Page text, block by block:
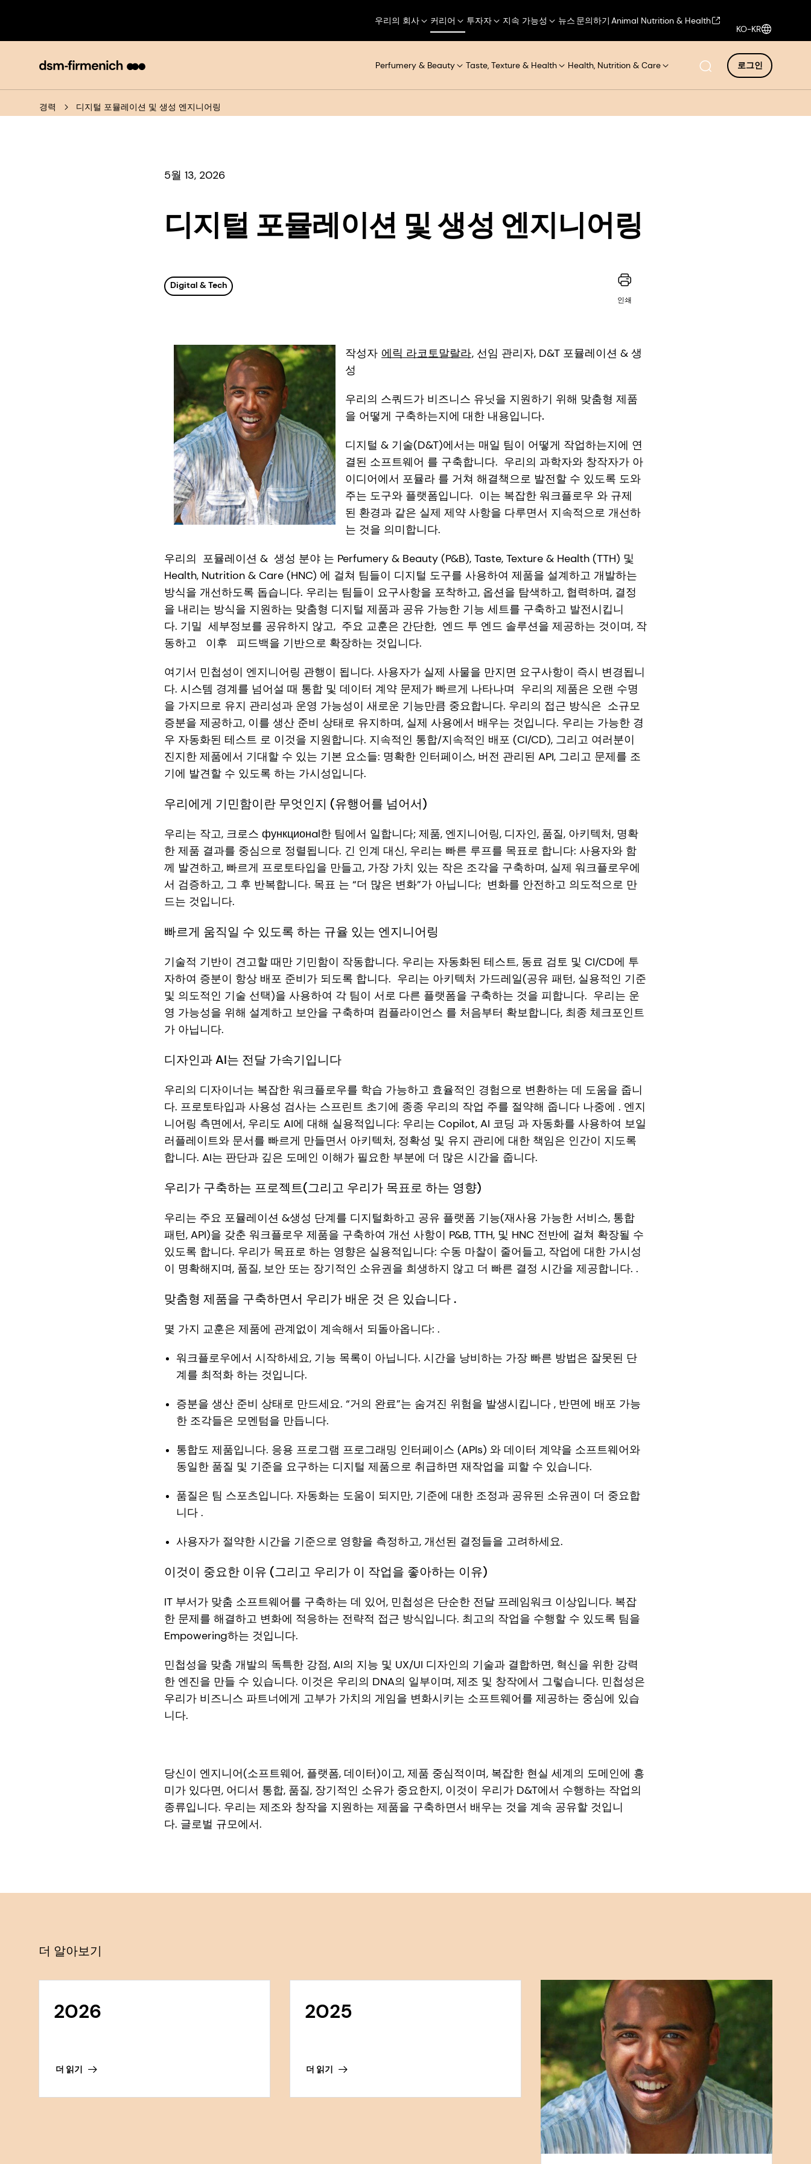
우리의 회사 커리어 투자자 지속 가능성 뉴스 문의하기 Animal Nutrition & Health
KO-KR
Perfumery & Beauty Taste, Texture & Health Health, Nutrition & Care 로그인
경력 디지털 포뮬레이션 및 생성 엔지니어링
5월 13, 2026
디지털 포뮬레이션 및 생성 엔지니어링
Digital & Tech
인쇄
작성자 에릭 라코토말랄라, 선임 관리자, D&T 포뮬레이션 & 생
성
우리의 스쿼드가 비즈니스 유닛을 지원하기 위해 맞춤형 제품
을 어떻게 구축하는지에 대한 내용입니다.
디지털 & 기술(D&T)에서는 매일 팀이 어떻게 작업하는지에 연
결된 소프트웨어 를 구축합니다. 우리의 과학자와 창작자가 아
이디어에서 포뮬라 를 거쳐 해결책으로 발전할 수 있도록 도와
주는 도구와 플랫폼입니다. 이는 복잡한 워크플로우 와 규제
된 환경과 같은 실제 제약 사항을 다루면서 지속적으로 개선하
는 것을 의미합니다.
우리의 포뮬레이션 & 생성 분야 는 Perfumery & Beauty (P&B), Taste, Texture & Health (TTH) 및
Health, Nutrition & Care (HNC) 에 걸쳐 팀들이 디지털 도구를 사용하여 제품을 설계하고 개발하는
방식을 개선하도록 돕습니다. 우리는 팀들이 요구사항을 포착하고, 옵션을 탐색하고, 협력하며, 결정
을 내리는 방식을 지원하는 맞춤형 디지털 제품과 공유 가능한 기능 세트를 구축하고 발전시킵니
다. 기밀 세부정보를 공유하지 않고, 주요 교훈은 간단한, 엔드 투 엔드 솔루션을 제공하는 것이며, 작
동하고 이후 피드백을 기반으로 확장하는 것입니다.
여기서 민첩성이 엔지니어링 관행이 됩니다. 사용자가 실제 사물을 만지면 요구사항이 즉시 변경됩니
다. 시스템 경계를 넘어설 때 통합 및 데이터 계약 문제가 빠르게 나타나며 우리의 제품은 오랜 수명
을 가지므로 유지 관리성과 운영 가능성이 새로운 기능만큼 중요합니다. 우리의 접근 방식은 소규모
증분을 제공하고, 이를 생산 준비 상태로 유지하며, 실제 사용에서 배우는 것입니다. 우리는 가능한 경
우 자동화된 테스트 로 이것을 지원합니다. 지속적인 통합/지속적인 배포 (CI/CD), 그리고 여러분이
진지한 제품에서 기대할 수 있는 기본 요소들: 명확한 인터페이스, 버전 관리된 API, 그리고 문제를 조
기에 발견할 수 있도록 하는 가시성입니다.
우리에게 기민함이란 무엇인지 (유행어를 넘어서)
우리는 작고, 크로스 функционal한 팀에서 일합니다; 제품, 엔지니어링, 디자인, 품질, 아키텍처, 명확
한 제품 결과를 중심으로 정렬됩니다. 긴 인계 대신, 우리는 빠른 루프를 목표로 합니다: 사용자와 함
께 발견하고, 빠르게 프로토타입을 만들고, 가장 가치 있는 작은 조각을 구축하며, 실제 워크플로우에
서 검증하고, 그 후 반복합니다. 목표 는 “더 많은 변화”가 아닙니다; 변화를 안전하고 의도적으로 만
드는 것입니다.
빠르게 움직일 수 있도록 하는 규율 있는 엔지니어링
기술적 기반이 견고할 때만 기민함이 작동합니다. 우리는 자동화된 테스트, 동료 검토 및 CI/CD에 투
자하여 증분이 항상 배포 준비가 되도록 합니다. 우리는 아키텍처 가드레일(공유 패턴, 실용적인 기준
및 의도적인 기술 선택)을 사용하여 각 팀이 서로 다른 플랫폼을 구축하는 것을 피합니다. 우리는 운
영 가능성을 위해 설계하고 보안을 구축하며 컴플라이언스 를 처음부터 확보합니다, 최종 체크포인트
가 아닙니다.
디자인과 AI는 전달 가속기입니다
우리의 디자이너는 복잡한 워크플로우를 학습 가능하고 효율적인 경험으로 변환하는 데 도움을 줍니
다. 프로토타입과 사용성 검사는 스프린트 초기에 종종 우리의 작업 주를 절약해 줍니다 나중에 . 엔지
니어링 측면에서, 우리도 AI에 대해 실용적입니다: 우리는 Copilot, AI 코딩 과 자동화를 사용하여 보일
러플레이트와 문서를 빠르게 만들면서 아키텍처, 정확성 및 유지 관리에 대한 책임은 인간이 지도록
합니다. AI는 판단과 깊은 도메인 이해가 필요한 부분에 더 많은 시간을 줍니다.
우리가 구축하는 프로젝트(그리고 우리가 목표로 하는 영향)
우리는 주요 포뮬레이션 &생성 단계를 디지털화하고 공유 플랫폼 기능(재사용 가능한 서비스, 통합
패턴, API)을 갖춘 워크플로우 제품을 구축하여 개선 사항이 P&B, TTH, 및 HNC 전반에 걸쳐 확장될 수
있도록 합니다. 우리가 목표로 하는 영향은 실용적입니다: 수동 마찰이 줄어들고, 작업에 대한 가시성
이 명확해지며, 품질, 보안 또는 장기적인 소유권을 희생하지 않고 더 빠른 결정 시간을 제공합니다. .
맞춤형 제품을 구축하면서 우리가 배운 것 은 있습니다 .
몇 가지 교훈은 제품에 관계없이 계속해서 되돌아옵니다: .
워크플로우에서 시작하세요, 기능 목록이 아닙니다. 시간을 낭비하는 가장 빠른 방법은 잘못된 단
계를 최적화 하는 것입니다.
증분을 생산 준비 상태로 만드세요. “거의 완료”는 숨겨진 위험을 발생시킵니다 , 반면에 배포 가능
한 조각들은 모멘텀을 만듭니다.
통합도 제품입니다. 응용 프로그램 프로그래밍 인터페이스 (APIs) 와 데이터 계약을 소프트웨어와
동일한 품질 및 기준을 요구하는 디지털 제품으로 취급하면 재작업을 피할 수 있습니다.
품질은 팀 스포츠입니다. 자동화는 도움이 되지만, 기준에 대한 조정과 공유된 소유권이 더 중요합
니다 .
사용자가 절약한 시간을 기준으로 영향을 측정하고, 개선된 결정들을 고려하세요.
이것이 중요한 이유 (그리고 우리가 이 작업을 좋아하는 이유)
IT 부서가 맞춤 소프트웨어를 구축하는 데 있어, 민첩성은 단순한 전달 프레임워크 이상입니다. 복잡
한 문제를 해결하고 변화에 적응하는 전략적 접근 방식입니다. 최고의 작업을 수행할 수 있도록 팀을
Empowering하는 것입니다.
민첩성을 맞춤 개발의 독특한 강점, AI의 지능 및 UX/UI 디자인의 기술과 결합하면, 혁신을 위한 강력
한 엔진을 만들 수 있습니다. 이것은 우리의 DNA의 일부이며, 제조 및 창작에서 그렇습니다. 민첩성은
우리가 비즈니스 파트너에게 고부가 가치의 게임을 변화시키는 소프트웨어를 제공하는 중심에 있습
니다.
당신이 엔지니어(소프트웨어, 플랫폼, 데이터)이고, 제품 중심적이며, 복잡한 현실 세계의 도메인에 흥
미가 있다면, 어디서 통합, 품질, 장기적인 소유가 중요한지, 이것이 우리가 D&T에서 수행하는 작업의
종류입니다. 우리는 제조와 창작을 지원하는 제품을 구축하면서 배우는 것을 계속 공유할 것입니
다. 글로벌 규모에서.
더 알아보기
2026
더 읽기
2025
더 읽기